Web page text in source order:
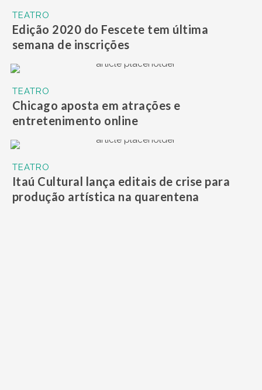
TEATRO
Edição 2020 do Fescete tem última
semana de inscrições
TEATRO
Chicago aposta em atrações e
entretenimento online
TEATRO
Itaú Cultural lança editais de crise para
produção artística na quarentena